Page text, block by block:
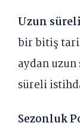
Uzun
bir bitiş
aydan
süreli
Sezonluk